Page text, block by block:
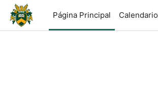
Salta al contenido principal
Página Principal
Calendario